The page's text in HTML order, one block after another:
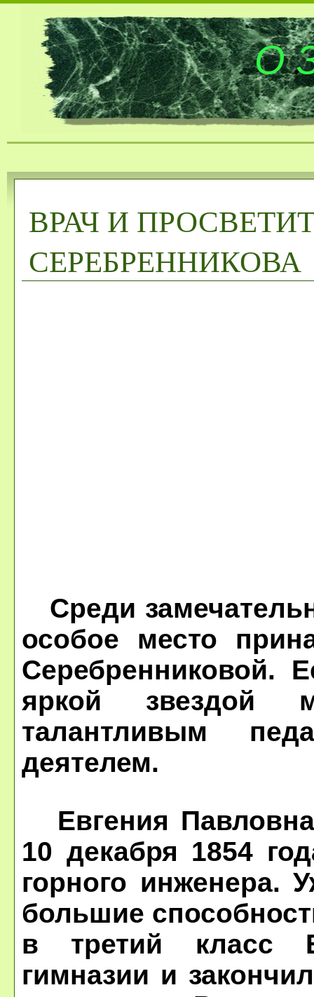
О
ВРАЧ И
СЕРЕБРЕННИКОВА
Среди
особое место
Серебренниковой.
яркой звездой
талантливым
деятелем.
Евгения
10 декабря 1854
горного инженера.
большие
в третий класс
гимназии и